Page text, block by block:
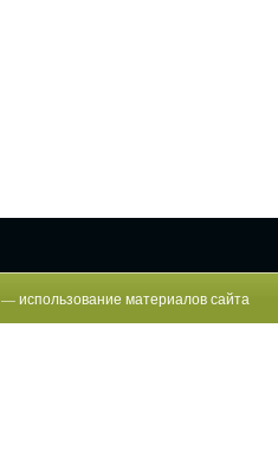
— использование материалов сайта